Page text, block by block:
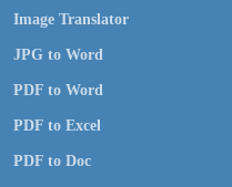
Image Translator
JPG to Word
PDF to Word
PDF to Excel
PDF to Doc